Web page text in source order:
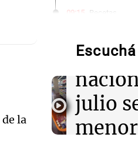
la
09:15 Recetas
de máquina
09:13 Una mañana
Altas
cabra que
atrapada en un
Audio.
julio
Audio.
Audio.